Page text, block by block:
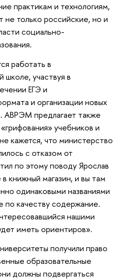
практикам и технологиям,
не только российские, но и
социально-
работать в
участвуя в
ЕГЭ и
и организации новых
АВРЭМ предлагает также
учебников и
кажется, что министерство
с отказом от
по этому поводу Ярослав
книжный магазин, и вы там
одинаковыми названиями
по качеству содержание.
нашими
иметь ориентиров».
получили право
образовательные
должны подвергаться